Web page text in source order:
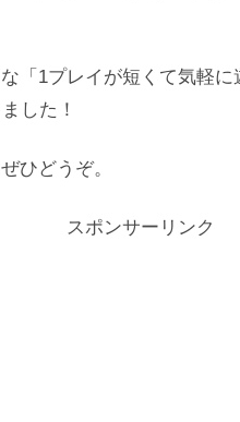
「1プレイが短くて気軽
した！
ひどうぞ。
スポンサーリンク